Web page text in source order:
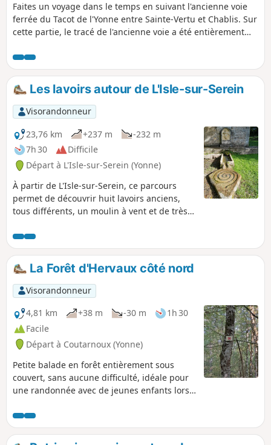
Faites un voyage dans le temps en suivant l'ancienne voie
ferrée du Tacot de l'Yonne entre Sainte-Vertu et Chablis. Sur
cette partie, le tracé de l'ancienne voie a été entièrement
bien sûr, pratiquement sans dénivelé. Vous passerez devant
les anciennes gares très bien conservées.
Les lavoirs autour de L'Isle-sur-Serein
Visorandonneur
23,76 km
+237 m
-232 m
7h 30
Difficile
Départ à L'Isle-sur-Serein (Yonne)
À partir de L'Isle-sur-Serein, ce parcours
permet de découvrir huit lavoirs anciens,
tous différents, un moulin à vent et de très
traversés. Aucune difficultés sur ce circuit si
ce n'est sa longueur, néanmoins, vous avez
la possibilité de faire cette randonnée en
deux fois au départ de L'Isle-sur-
Serein.Attention pas de balisage spécifique
pour ce parcours, excepté à de rares
endroits où cela est signalé.
La Forêt d'Hervaux côté nord
Visorandonneur
4,81 km
+38 m -30 m
1h 30
Facile
Départ à Coutarnoux (Yonne)
Petite balade en forêt entièrement sous
couvert, sans aucune difficulté, idéale pour
une randonnée avec de jeunes enfants lors
admirer toutes sortes d'essences d'arbres
assez majestueux. Attention pas de balisage
sur le parcours.